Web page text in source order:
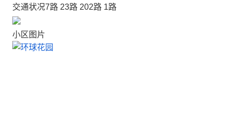
交通状况7路 23路 202路 1路
小区图片